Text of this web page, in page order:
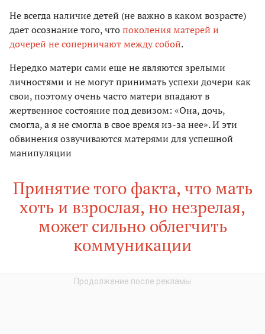
Не всегда наличие детей (не важно в каком возрасте)
дает осознание того, чтопоколения матерей и
дочерей не соперничают между собой.
Нередко матери сами еще не являются зрелыми
личностями и не могут принимать успехи дочери как
свои, поэтому очень часто матери впадают в
жертвенное состояние под девизом: «Она, дочь,
смогла, а я не смогла в свое время из-за нее». И эти
обвинения озвучиваются матерями для успешной
манипуляции
Принятие того факта, что мать
хоть и взрослая, но незрелая,
может сильно облегчить
коммуникации